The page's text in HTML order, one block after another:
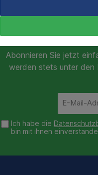
Abonnieren Sie jetzt
werden stets unter den
Ich habe die
bin mit ihnen